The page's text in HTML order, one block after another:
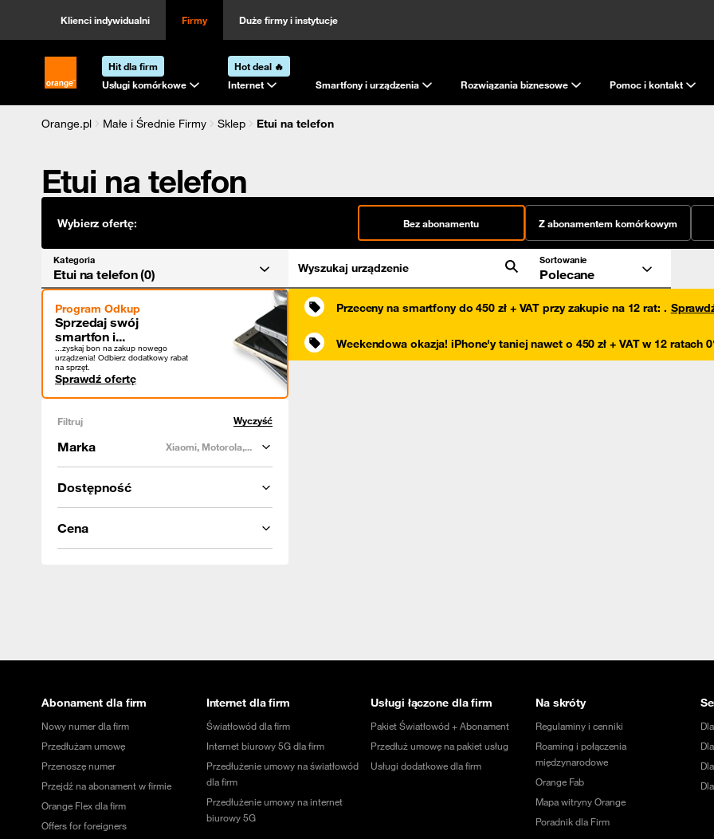
Klienci indywidualni Firmy Duże firmy i instytucje
Strona główna Orange.pl
Hit dla firm
Usługi komórkowe
Hot deal 🔥
Internet
Smartfony i urządzenia Rozwiązania biznesowe Pomoc i kontakt
Orange.pl Małe i Średnie Firmy Sklep
Etui na telefon
Etui na telefon
Wybierz ofertę: Bez abonamentu Z abonamentem komórkowym
Kategoria
Etui na telefon (0) Wyszukaj urządzenie
Sortowanie
Polecane
Program Odkup
Sprzedaj swój
smartfon i...
...zyskaj bon na zakup nowego
urządzenia! Odbierz dodatkowy rabat
na sprzęt.
Sprawdź ofertę
Filtruj Wyczyść
Marka Xiaomi, Motorola,...
Dostępność
Cena
Przeceny na smartfony do 450 zł + VAT przy zakupie na 12 rat: .
Weekendowa okazja! iPhone'y taniej nawet o 450 zł + VAT w 12 ratach
Abonament dla firm
Nowy numer dla firm
Przedłużam umowę
Przenoszę numer
Przejdź na abonament w firmie
Orange Flex dla firm
Offers for foreigners
Internet dla firm
Światłowód dla firm
Internet biurowy 5G dla firm
Przedłużenie umowy na światłowód
dla firm
Przedłużenie umowy na internet
biurowy 5G
Usługi łączone dla firm
Pakiet Światłowód + Abonament
Przedłuż umowę na pakiet usług
Usługi dodatkowe dla firm
Na skróty
Regulaminy i cenniki
Roaming i połączenia
międzynarodowe
Orange Fab
Mapa witryny Orange
Poradnik dla Firm